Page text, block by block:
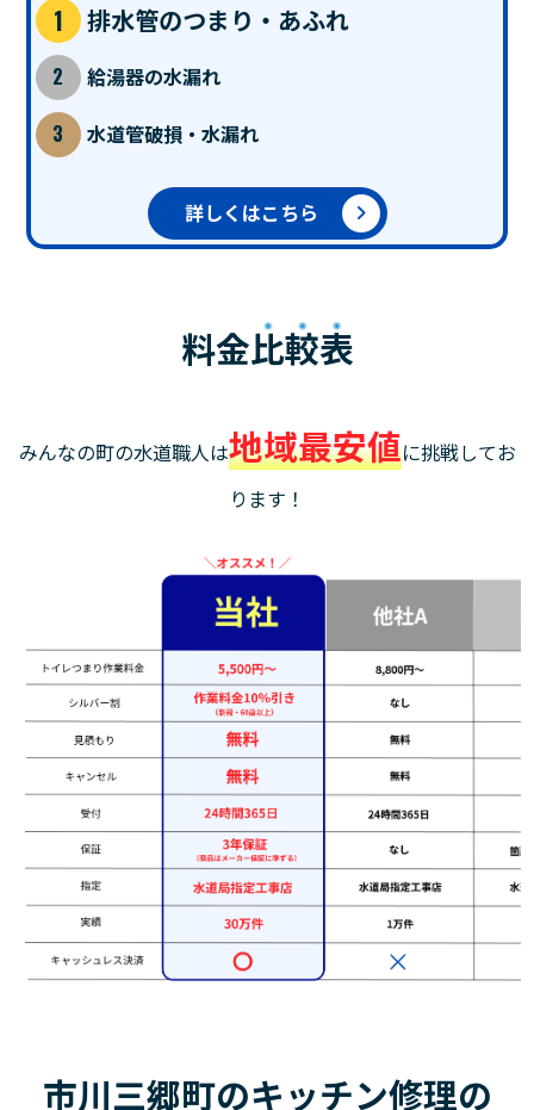
排水管のつまり・あふれ
給湯器の水漏れ
水道管破損・水漏れ
詳しくはこちら
料金比較表
みんなの町の水道職人は地域最安値に挑戦してお
ります！
市川三郷町のキッチン修理の